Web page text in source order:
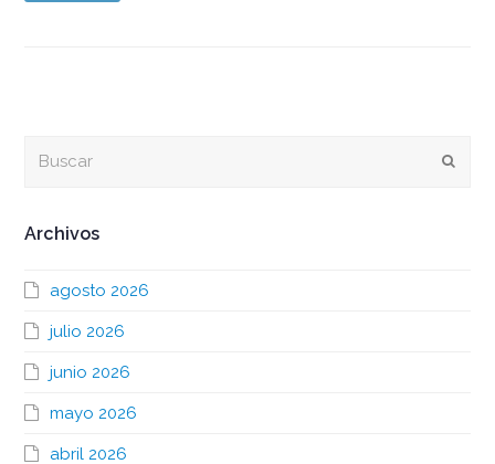
Archivos
agosto 2026
julio 2026
junio 2026
mayo 2026
abril 2026